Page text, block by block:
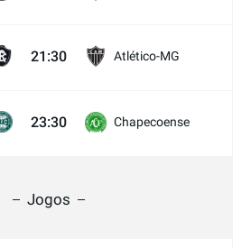
21:30 Atlético-MG
23:30 Chapecoense
Jogos